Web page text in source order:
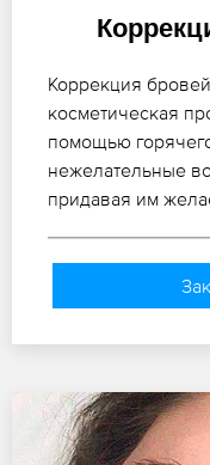
Коррекция
косметическая
помощью
нежелательные
придавая им